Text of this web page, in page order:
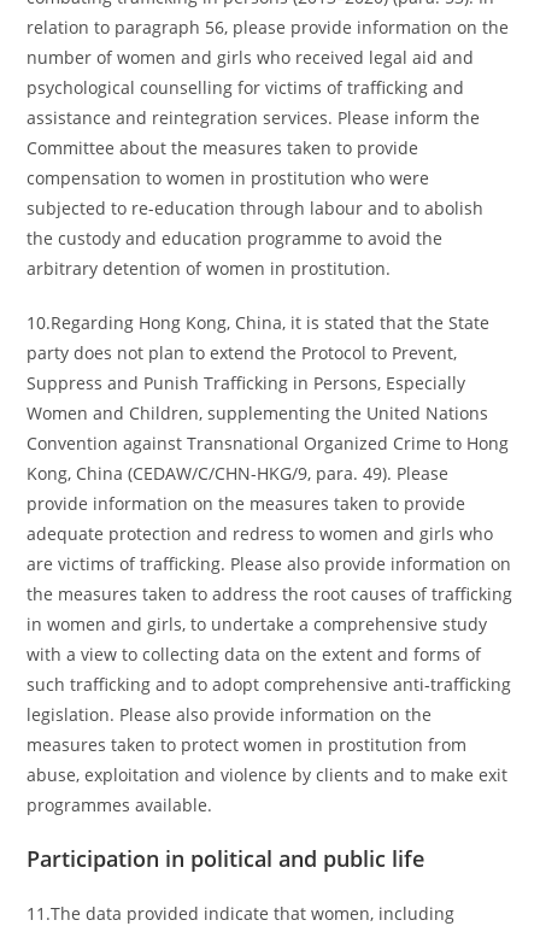
relation to paragraph 56, please provide information on the
number of women and girls who received legal aid and
psychological counselling for victims of trafficking and
assistance and reintegration services. Please inform the
Committee about the measures taken to provide
compensation to women in prostitution who were
subjected to re-education through labour and to abolish
the custody and education programme to avoid the
arbitrary detention of women in prostitution.
10.Regarding Hong Kong, China, it is stated that the State
party does not plan to extend the Protocol to Prevent,
Suppress and Punish Trafficking in Persons, Especially
Women and Children, supplementing the United Nations
Convention against Transnational Organized Crime to Hong
Kong, China (CEDAW/C/CHN-HKG/9, para. 49). Please
provide information on the measures taken to provide
adequate protection and redress to women and girls who
are victims of trafficking. Please also provide information on
the measures taken to address the root causes of trafficking
in women and girls, to undertake a comprehensive study
with a view to collecting data on the extent and forms of
such trafficking and to adopt comprehensive anti‑trafficking
legislation. Please also provide information on the
measures taken to protect women in prostitution from
abuse, exploitation and violence by clients and to make exit
programmes available.
Participation in political and public life
11.The data provided indicate that women, including